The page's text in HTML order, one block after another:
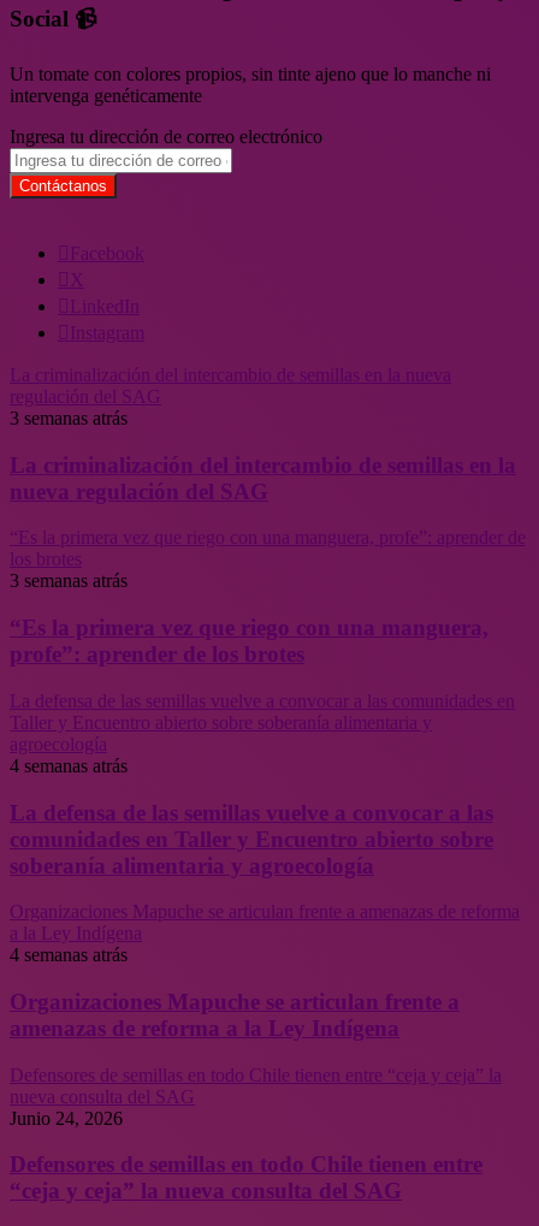
Social 📹
Un tomate con colores propios, sin tinte ajeno que lo manche ni
intervenga genéticamente
Ingresa tu dirección de correo electrónico
Facebook
X
LinkedIn
Instagram
La criminalización del intercambio de semillas en la nueva
regulación del SAG
3 semanas atrás
La criminalización del intercambio de semillas en la
nueva regulación del SAG
“Es la primera vez que riego con una manguera, profe”: aprender de
los brotes
3 semanas atrás
“Es la primera vez que riego con una manguera,
profe”: aprender de los brotes
La defensa de las semillas vuelve a convocar a las comunidades en
Taller y Encuentro abierto sobre soberanía alimentaria y
agroecología
4 semanas atrás
La defensa de las semillas vuelve a convocar a las
comunidades en Taller y Encuentro abierto sobre
soberanía alimentaria y agroecología
Organizaciones Mapuche se articulan frente a amenazas de reforma
a la Ley Indígena
4 semanas atrás
Organizaciones Mapuche se articulan frente a
amenazas de reforma a la Ley Indígena
Defensores de semillas en todo Chile tienen entre “ceja y ceja” la
nueva consulta del SAG
Junio 24, 2026
Defensores de semillas en todo Chile tienen entre
“ceja y ceja” la nueva consulta del SAG